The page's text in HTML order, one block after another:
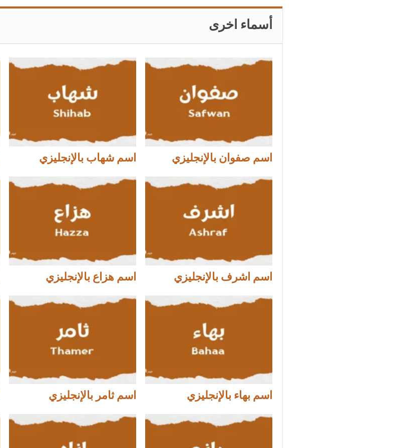
أسماء اخرى
اسم صفوان بالإنجليزي اسم شهاب بالإنجليزي
اسم اشرف بالإنجليزي اسم هزاع بالإنجليزي
اسم بهاء بالإنجليزي اسم ثامر بالإنجليزي